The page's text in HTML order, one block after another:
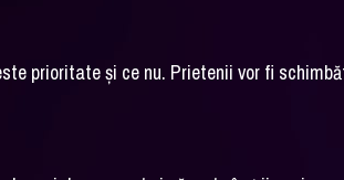
prioritate și ce nu. Prietenii vor fi